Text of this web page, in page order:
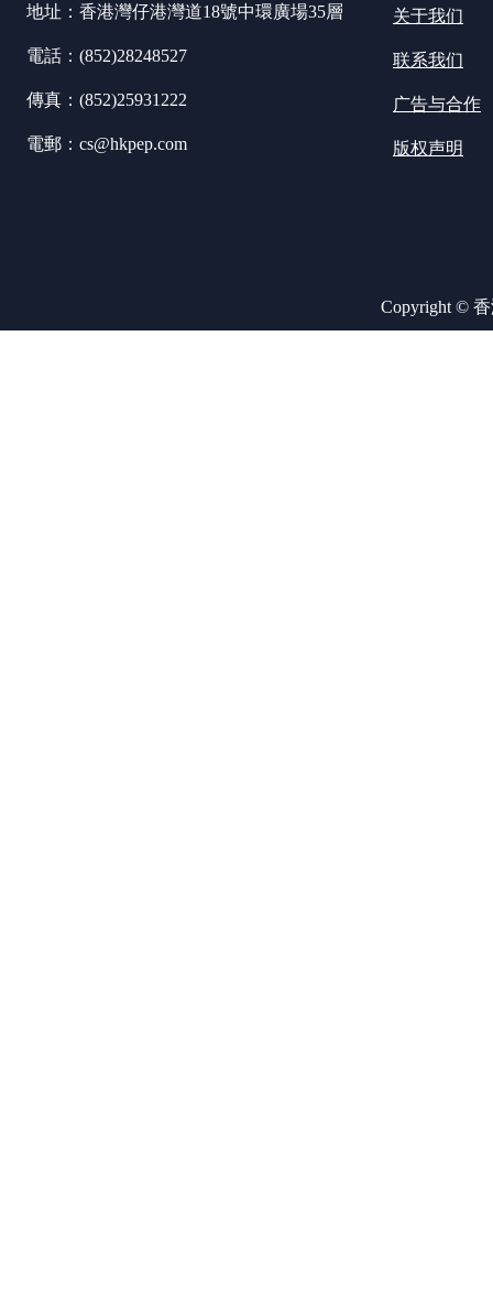
地址：香港灣仔港灣道18號中環廣場35層
電話：(852)28248527
傳真：(852)25931222
電郵：cs@hkpep.com
关于我们
联系我们
广告与合作
版权声明
Copyright © 香